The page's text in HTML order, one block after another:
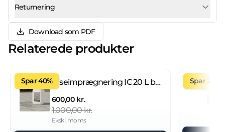
Returnering
Download som PDF
Relaterede produkter
Spar 40% Fliseimprægnering IC 20 L brugsklar
600,00 kr.
1.000,00 kr.
Ekskl. moms
Spar 27%